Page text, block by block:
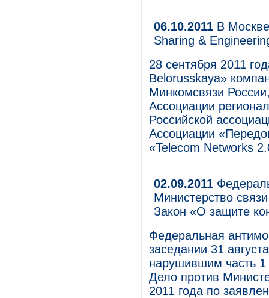
06.10.2011 В
Sharing &
28 сентября 2011
Belorusskaya»
Минкомсвязи
Ассоциации
Российской
Ассоциации
«Telecom Networks
02.09.2011
Министерство
Закон «О защите
Федеральная
заседании 31
нарушившим часть 1
Дело против
2011 года по